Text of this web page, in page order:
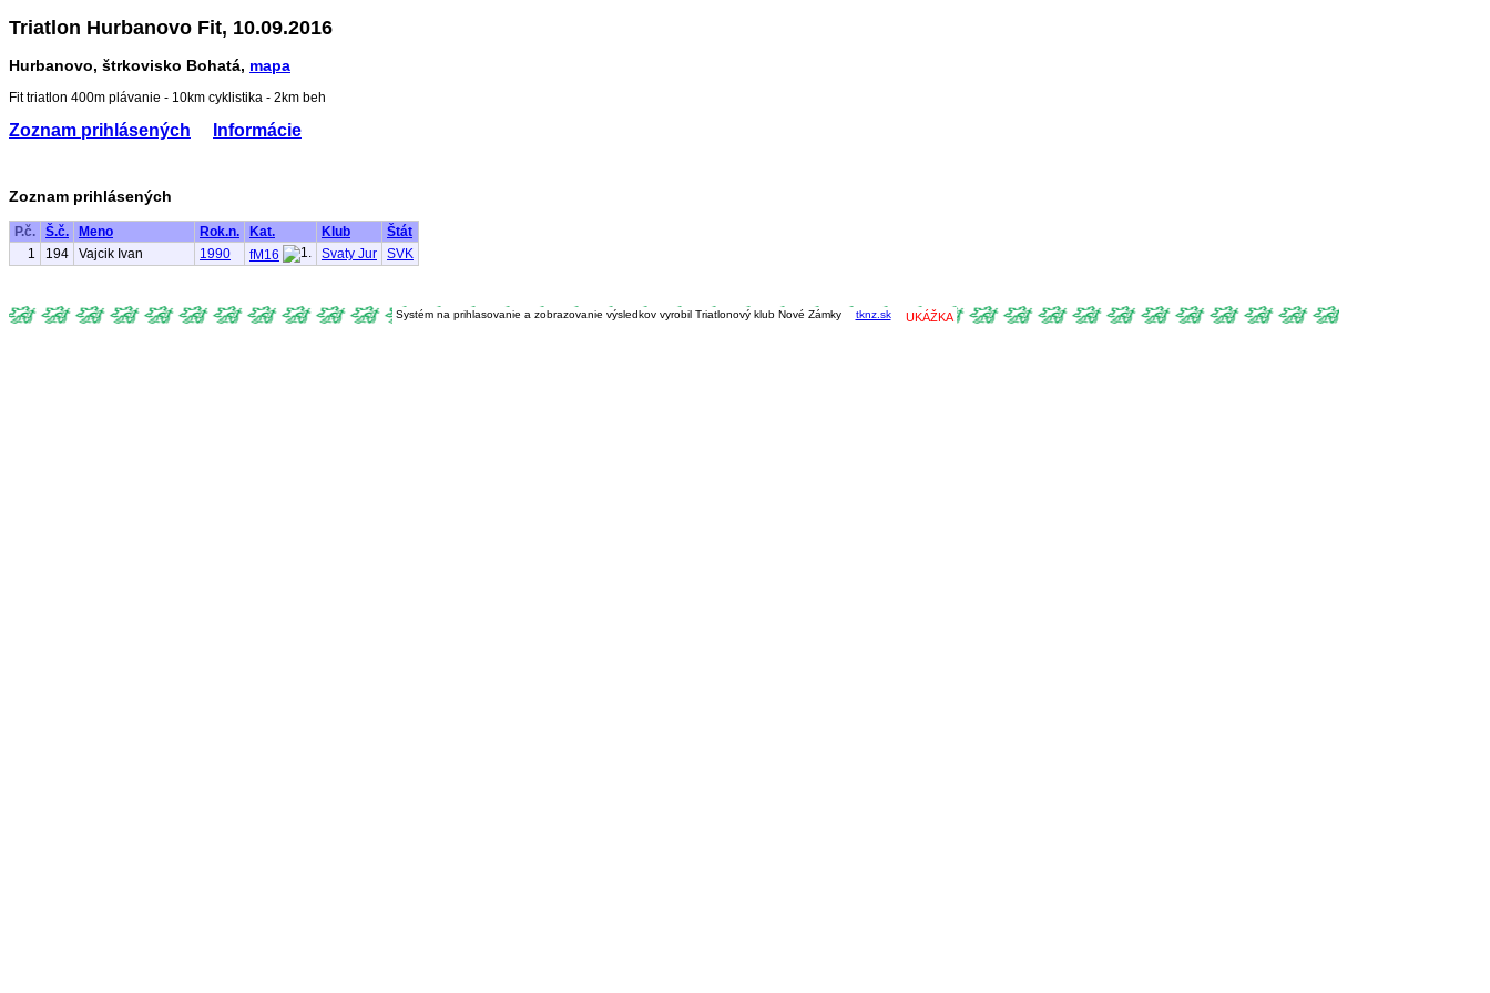
Triatlon Hurbanovo Fit, 10.09.2016
Hurbanovo, štrkovisko Bohatá, mapa
Fit triatlon 400m plávanie - 10km cyklistika - 2km beh
Zoznam prihlásených Informácie
Zoznam prihlásených
P.č. Š.č. Meno Rok.n. Kat. Klub
Štát
1
194 Vajcik Ivan 1990 fM16 Svaty Jur SVK
Systém na prihlasovanie a zobrazovanie výsledkov vyrobil Triatlonový klub Nové Zámky tknz.sk UKÁŽKA